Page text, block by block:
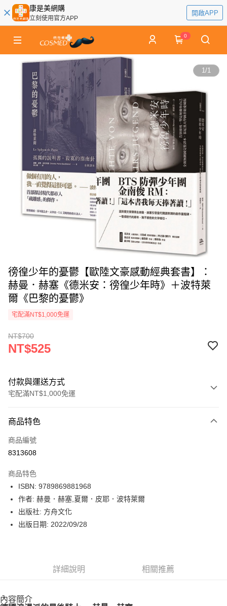
康是美網購
立刻使用官方APP
開啟APP
0
1/1
徬徨少年的憂鬱【歐陸文豪感動經典套書】：
赫曼．赫塞《德米安：徬徨少年時》＋波特萊
爾《巴黎的憂鬱》
宅配滿NT$1,000免運
NT$700
NT$525
付款與運送方式
宅配滿NT$1,000免運
icash Pay
信用卡一次付款
LINE Pay
Apple Pay
街口支付
博客來商品配送方式
商品特色
商品編號
8313608
商品特色
ISBN: 9789869881968
作者: 赫曼．赫塞,夏爾．皮耶．波特萊爾
出版社: 方舟文化
出版日期: 2022/09/28
詳細說明 相關推薦
內容簡介